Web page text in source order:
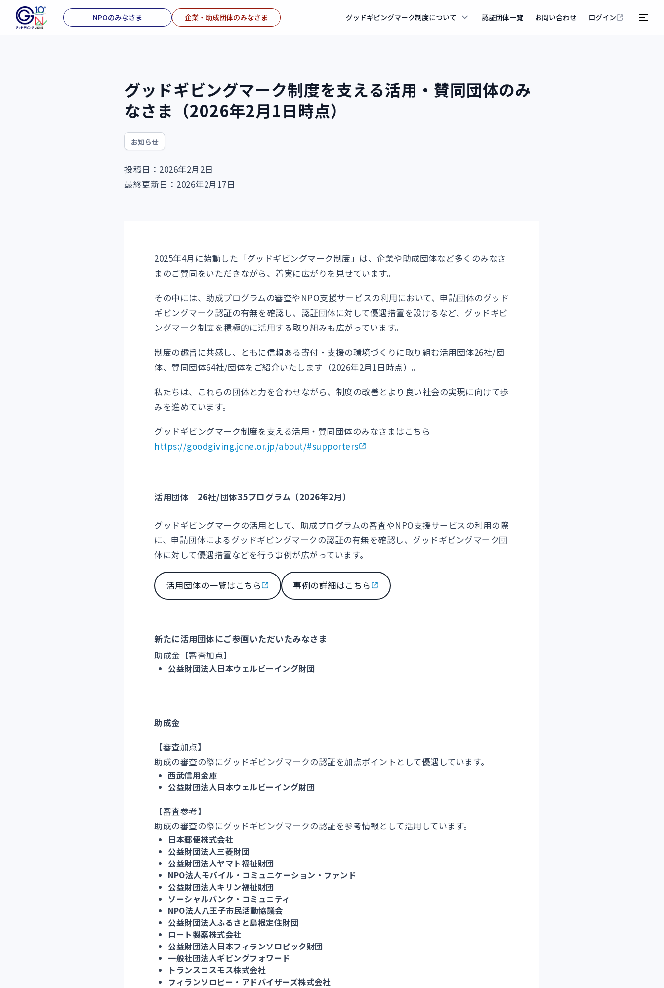
NPOのみなさま 企業・助成団体のみなさま グッドギビングマーク制度について 認証団体一覧 お問い合わせ ログイン
グッドギビングマーク制度を支える活用・賛同団体のみ
なさま（2026年2月1日時点）
お知らせ
投稿日：2026年2月2日
最終更新日：2026年2月17日
2025年4月に始動した「グッドギビングマーク制度」は、企業や助成団体など多くのみなさ
まのご賛同をいただきながら、着実に広がりを見せています。
その中には、助成プログラムの審査やNPO支援サービスの利用において、申請団体のグッド
ギビングマーク認証の有無を確認し、認証団体に対して優遇措置を設けるなど、グッドギビ
ングマーク制度を積極的に活用する取り組みも広がっています。
制度の趣旨に共感し、ともに信頼ある寄付・支援の環境づくりに取り組む活用団体26社/団
体、賛同団体64社/団体をご紹介いたします（2026年2月1日時点）。
私たちは、これらの団体と力を合わせながら、制度の改善とより良い社会の実現に向けて歩
みを進めています。
グッドギビングマーク制度を支える活用・賛同団体のみなさまはこちら
https://goodgiving.jcne.or.jp/about/#supporters
活用団体 26社/団体35プログラム（2026年2月）
グッドギビングマークの活用として、助成プログラムの審査やNPO支援サービスの利用の際
に、申請団体によるグッドギビングマークの認証の有無を確認し、グッドギビングマーク団
体に対して優遇措置などを行う事例が広がっています。
活用団体の一覧はこちら 事例の詳細はこちら
新たに活用団体にご参画いただいたみなさま
助成金【審査加点】
公益財団法人日本ウェルビーイング財団
助成金
【審査加点】
助成の審査の際にグッドギビングマークの認証を加点ポイントとして優遇しています。
西武信用金庫
公益財団法人日本ウェルビーイング財団
【審査参考】
助成の審査の際にグッドギビングマークの認証を参考情報として活用しています。
日本郵便株式会社
公益財団法人三菱財団
公益財団法人ヤマト福祉財団
NPO法人モバイル・コミュニケーション・ファンド
公益財団法人キリン福祉財団
ソーシャルバンク・コミュニティ
NPO法人八王子市民活動協議会
公益財団法人ふるさと島根定住財団
ロート製薬株式会社
公益財団法人日本フィランソロピック財団
一般社団法人ギビングフォワード
トランスコスモス株式会社
フィランソロピー・アドバイザーズ株式会社